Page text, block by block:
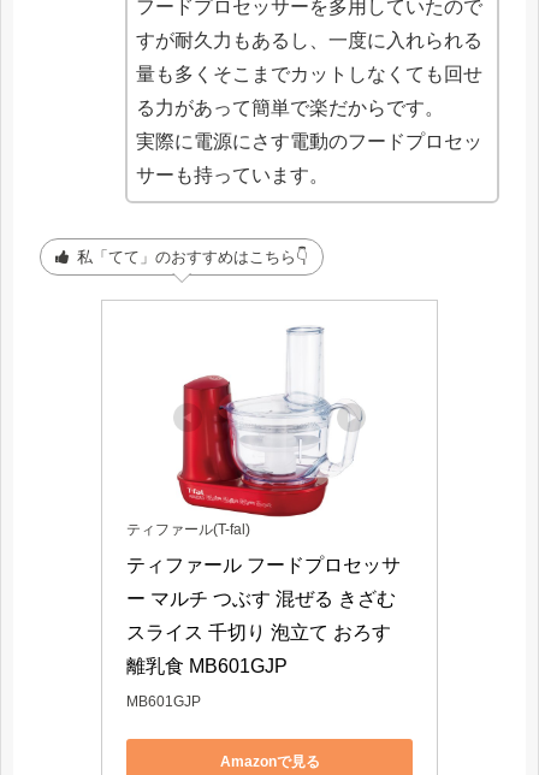
フードプロセッサーを多用していたので
すが耐久力もあるし、一度に入れられる
量も多くそこまでカットしなくても回せ
る力があって簡単で楽だからです。
実際に電源にさす電動のフードプロセッ
サーも持っています。
私「てて」のおすすめはこちら👇
ティファール(T-fal)
ティファール フードプロセッサ
ー マルチ つぶす 混ぜる きざむ
スライス 千切り 泡立て おろす
離乳食 MB601GJP
MB601GJP
Amazonで見る